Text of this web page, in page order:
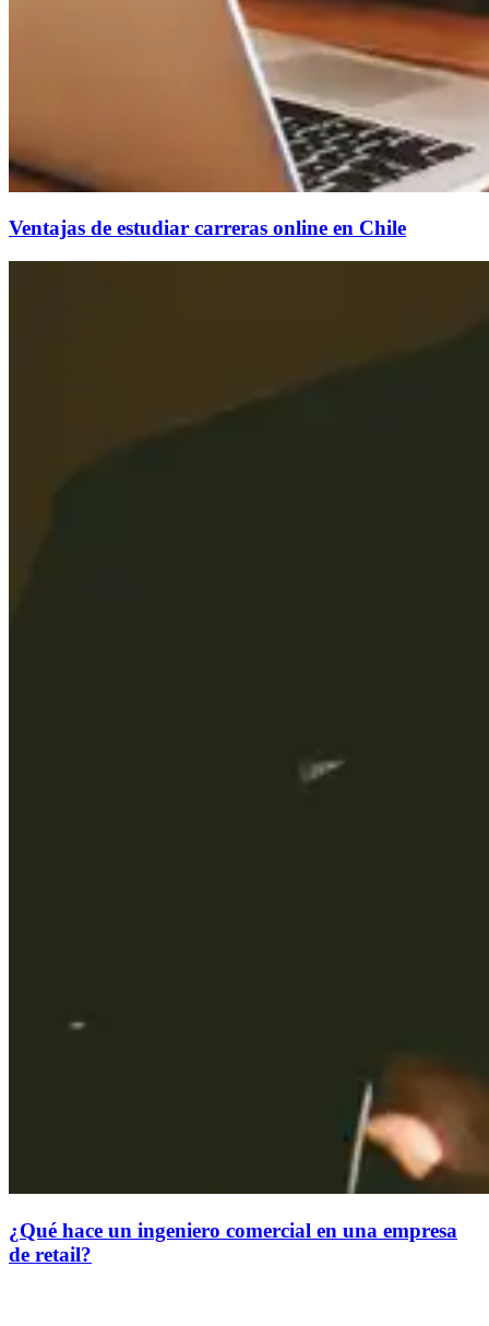
Ventajas de estudiar carreras online en Chile
¿Qué hace un ingeniero comercial en una empresa
de retail?